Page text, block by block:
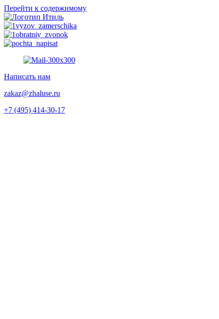
Перейти к содержимому
Написать нам
zakaz@zhaluse.ru
+7 (495) 414-30-17‬